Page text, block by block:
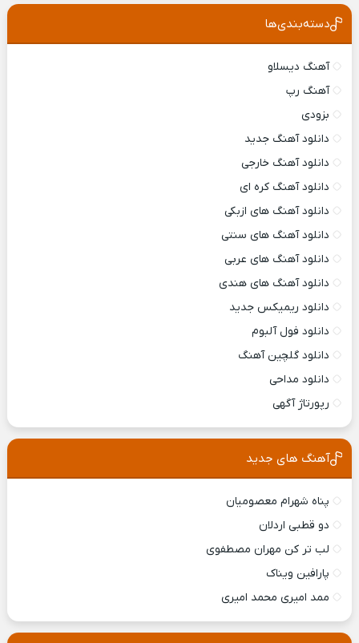
دسته‌بندی‌ها
آهنگ دیسلاو
آهنگ رپ
بزودی
دانلود آهنگ جدید
دانلود آهنگ خارجی
دانلود آهنگ کره ای
دانلود آهنگ های ازبکی
دانلود آهنگ های سنتی
دانلود آهنگ های عربی
دانلود آهنگ های هندی
دانلود ریمیکس جدید
دانلود فول آلبوم
دانلود گلچین آهنگ
دانلود مداحی
رپورتاژ آگهی
آهنگ های جدید
پناه شهرام معصومیان
دو قطبی اردلان
لب تر کن مهران مصطفوی
پارافین ویناک
ممد امیری محمد امیری